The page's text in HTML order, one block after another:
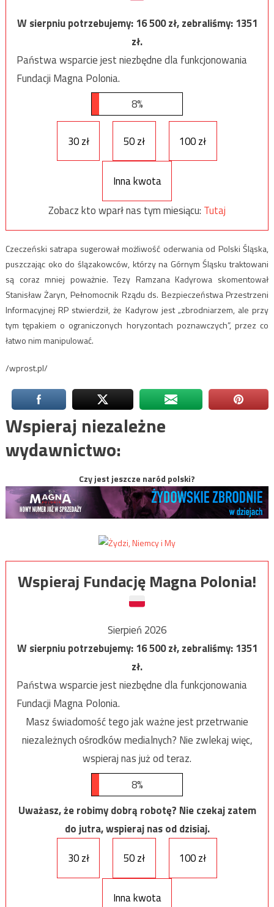
W sierpniu potrzebujemy:16 500zł, zebraliśmy:1351
zł.
Państwa wsparcie jest niezbędne dla funkcjonowania
Fundacji Magna Polonia.
8%
30 zł 50 zł 100 zł
Inna kwota
Zobacz kto wparł nas tym miesiącu: Tutaj
Czeczeński satrapa sugerował możliwość oderwania od Polski Śląska,
puszczając oko do ślązakowców, którzy na Górnym Śląsku traktowani
są coraz mniej poważnie. Tezy Ramzana Kadyrowa skomentował
Stanisław Żaryn, Pełnomocnik Rządu ds. Bezpieczeństwa Przestrzeni
Informacyjnej RP stwierdził, że Kadyrow jest „zbrodniarzem, ale przy
tym tępakiem o ograniczonych horyzontach poznawczych”, przez co
łatwo nim manipulować.
/wprost.pl/
Wspieraj niezależne
wydawnictwo:
Czy jest jeszcze naród polski?
Wspieraj Fundację Magna Polonia!
Sierpień 2026
W sierpniu potrzebujemy:16 500zł, zebraliśmy:1351
zł.
Państwa wsparcie jest niezbędne dla funkcjonowania
Fundacji Magna Polonia.
Masz świadomość tego jak ważne jest przetrwanie
niezależnych ośrodków medialnych? Nie zwlekaj więc,
wspieraj nas już od teraz.
8%
Uważasz, że robimy dobrą robotę? Nie czekaj zatem
do jutra, wspieraj nas od dzisiaj.
30 zł
50 zł 100 zł
Inna kwota